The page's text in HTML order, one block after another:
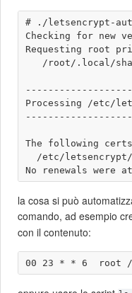
# ./letsencrypt-
Checking for new
Requesting root
/root/.local/
Processing /etc/
The following
/etc/
la cosa si può
comando, ad esempio
con il contenuto: